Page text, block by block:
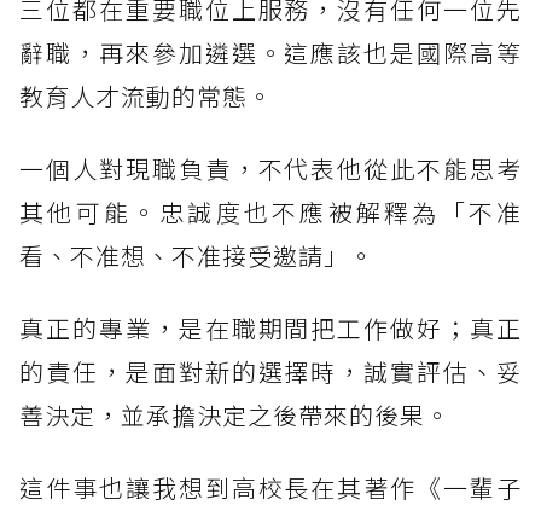
三位都在重要職位上服務，沒有任何一位先
辭職，再來參加遴選。這應該也是國際高等
教育人才流動的常態。
一個人對現職負責，不代表他從此不能思考
其他可能。忠誠度也不應被解釋為「不准
看、不准想、不准接受邀請」。
真正的專業，是在職期間把工作做好；真正
的責任，是面對新的選擇時，誠實評估、妥
善決定，並承擔決定之後帶來的後果。
這件事也讓我想到高校長在其著作《一輩子